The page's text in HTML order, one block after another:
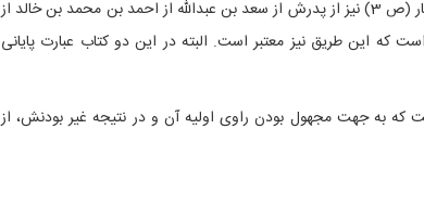
شبیه این حدیث را شیخ صدوق در التوحید (ص 230) و معانی الأخبار (ص 3) نیز از پدرش از سعد بن عبدالله از احمد بن محمد بن خالد از
این طریق نیز معتبر است. البته در این دو کتاب عبارت پایانی
که به جهت مجهول بودن راوی اولیه آن و در نتیجه غیر بودنش، از